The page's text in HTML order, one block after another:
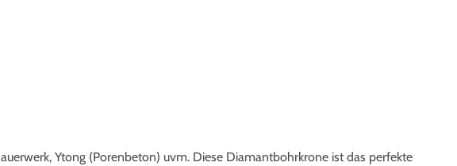
Ytong (Porenbeton) uvm. Diese Diamantbohrkrone ist das perfekte